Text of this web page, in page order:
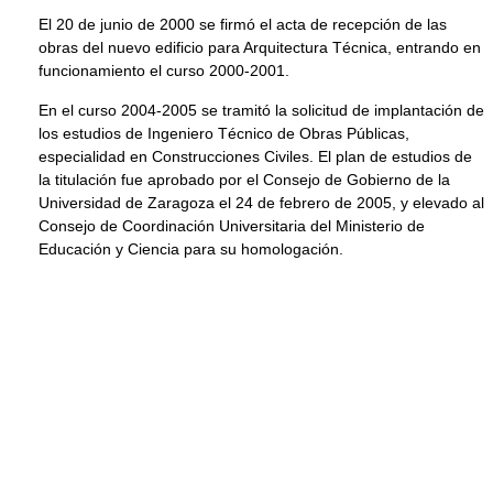
El 20 de junio de 2000 se firmó el acta de recepción de las
obras del nuevo edificio para Arquitectura Técnica, entrando en
funcionamiento el curso 2000-2001.
En el curso 2004-2005 se tramitó la solicitud de implantación de
los estudios de Ingeniero Técnico de Obras Públicas,
especialidad en Construcciones Civiles. El plan de estudios de
la titulación fue aprobado por el Consejo de Gobierno de la
Universidad de Zaragoza el 24 de febrero de 2005, y elevado al
Consejo de Coordinación Universitaria del Ministerio de
Educación y Ciencia para su homologación.